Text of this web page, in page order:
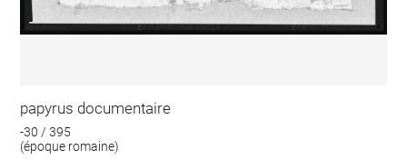
papyrus documentaire
-30 / 395
(époque romaine)